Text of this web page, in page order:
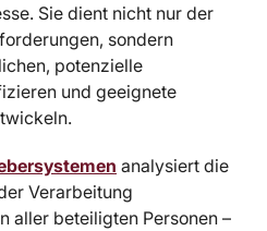
Sie dient nicht nur der
sondern
potenzielle
und geeignete
analysiert die
Verarbeitung
aller beteiligten Personen –